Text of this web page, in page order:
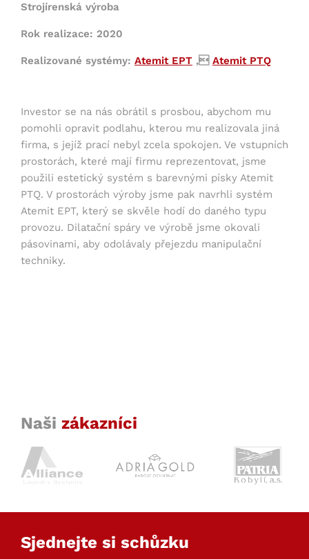
Strojírenská výroba
Rok realizace: 2020
Realizované systémy: Atemit EPT , Atemit PTQ
Investor se na nás obrátil s prosbou, abychom mu
pomohli opravit podlahu, kterou mu realizovala jiná
firma, s jejíž prací nebyl zcela spokojen. Ve vstupních
prostorách, které mají firmu reprezentovat, jsme
použili estetický systém s barevnými písky Atemit
PTQ. V prostorách výroby jsme pak navrhli systém
Atemit EPT, který se skvěle hodí do daného typu
provozu. Dilatační spáry ve výrobě jsme okovali
pásovinami, aby odolávaly přejezdu manipulační
techniky.
Naši zákazníci
Sjednejte si schůzku